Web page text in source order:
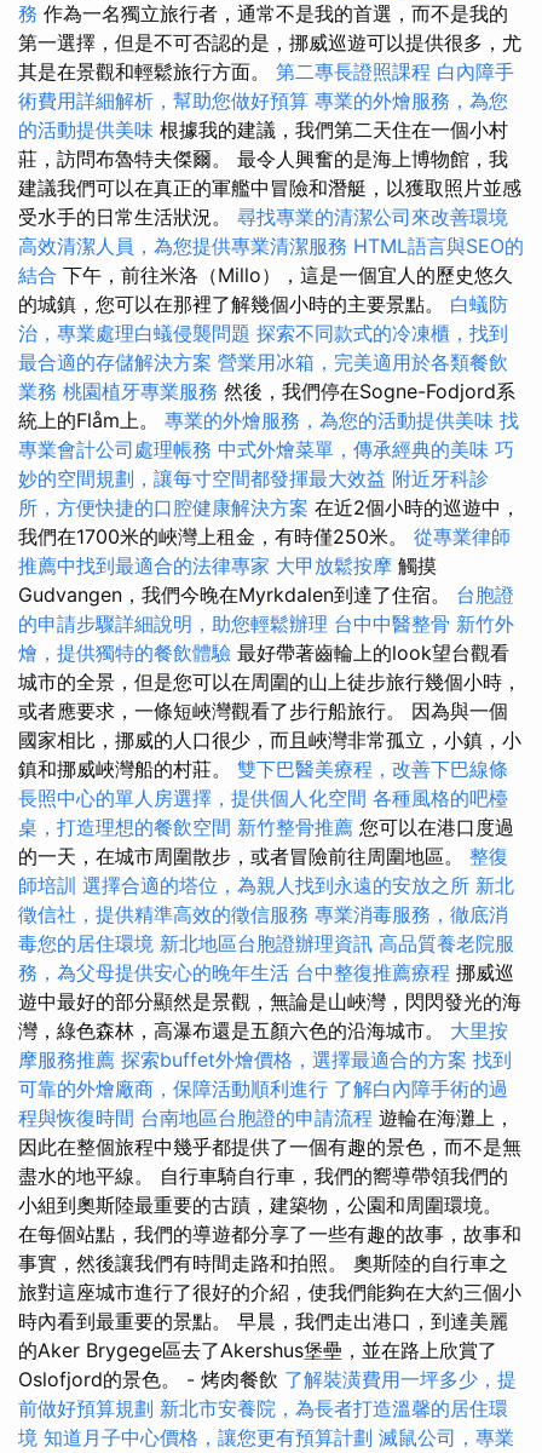
務 作為一名獨立旅行者，通常不是我的首選，而不是我的
第一選擇，但是不可否認的是，挪威巡遊可以提供很多，尤
其是在景觀和輕鬆旅行方面。 第二專長證照課程 白內障手
術費用詳細解析，幫助您做好預算 專業的外燴服務，為您
的活動提供美味 根據我的建議，我們第二天住在一個小村
莊，訪問布魯特夫傑爾。 最令人興奮的是海上博物館，我
建議我們可以在真正的軍艦中冒險和潛艇，以獲取照片並感
受水手的日常生活狀況。 尋找專業的清潔公司來改善環境
高效清潔人員，為您提供專業清潔服務 HTML語言與SEO的
結合 下午，前往米洛（Millo），這是一個宜人的歷史悠久
的城鎮，您可以在那裡了解幾個小時的主要景點。 白蟻防
治，專業處理白蟻侵襲問題 探索不同款式的冷凍櫃，找到
最合適的存儲解決方案 營業用冰箱，完美適用於各類餐飲
業務 桃園植牙專業服務 然後，我們停在Sogne-Fodjord系
統上的Flåm上。 專業的外燴服務，為您的活動提供美味 找
專業會計公司處理帳務 中式外燴菜單，傳承經典的美味 巧
妙的空間規劃，讓每寸空間都發揮最大效益 附近牙科診
所，方便快捷的口腔健康解決方案 在近2個小時的巡遊中，
我們在1700米的峽灣上租金，有時僅250米。 從專業律師
推薦中找到最適合的法律專家 大甲放鬆按摩 觸摸
Gudvangen，我們今晚在Myrkdalen到達了住宿。 台胞證
的申請步驟詳細說明，助您輕鬆辦理 台中中醫整骨 新竹外
燴，提供獨特的餐飲體驗 最好帶著齒輪上的look望台觀看
城市的全景，但是您可以在周圍的山上徒步旅行幾個小時，
或者應要求，一條短峽灣觀看了步行船旅行。 因為與一個
國家相比，挪威的人口很少，而且峽灣非常孤立，小鎮，小
鎮和挪威峽灣船的村莊。 雙下巴醫美療程，改善下巴線條
長照中心的單人房選擇，提供個人化空間 各種風格的吧檯
桌，打造理想的餐飲空間 新竹整骨推薦 您可以在港口度過
的一天，在城市周圍散步，或者冒險前往周圍地區。 整復
師培訓 選擇合適的塔位，為親人找到永遠的安放之所 新北
徵信社，提供精準高效的徵信服務 專業消毒服務，徹底消
毒您的居住環境 新北地區台胞證辦理資訊 高品質養老院服
務，為父母提供安心的晚年生活 台中整復推薦療程 挪威巡
遊中最好的部分顯然是景觀，無論是山峽灣，閃閃發光的海
灣，綠色森林，高瀑布還是五顏六色的沿海城市。 大里按
摩服務推薦 探索buffet外燴價格，選擇最適合的方案 找到
可靠的外燴廠商，保障活動順利進行 了解白內障手術的過
程與恢復時間 台南地區台胞證的申請流程 遊輪在海灘上，
因此在整個旅程中幾乎都提供了一個有趣的景色，而不是無
盡水的地平線。 自行車騎自行車，我們的嚮導帶領我們的
小組到奧斯陸最重要的古蹟，建築物，公園和周圍環境。
在每個站點，我們的導遊都分享了一些有趣的故事，故事和
事實，然後讓我們有時間走路和拍照。 奧斯陸的自行車之
旅對這座城市進行了很好的介紹，使我們能夠在大約三個小
時內看到最重要的景點。 早晨，我們走出港口，到達美麗
的Aker Brygege區去了Akershus堡壘，並在路上欣賞了
Oslofjord的景色。 - 烤肉餐飲 了解裝潢費用一坪多少，提
前做好預算規劃 新北市安養院，為長者打造溫馨的居住環
境 知道月子中心價格，讓您更有預算計劃 滅鼠公司，專業